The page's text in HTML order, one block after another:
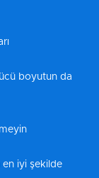
boyutun da
en iyi şekilde